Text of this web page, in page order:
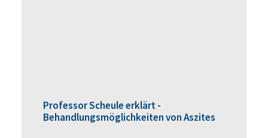
Professor Scheule erklärt -
Behandlungsmöglichkeiten von Aszites